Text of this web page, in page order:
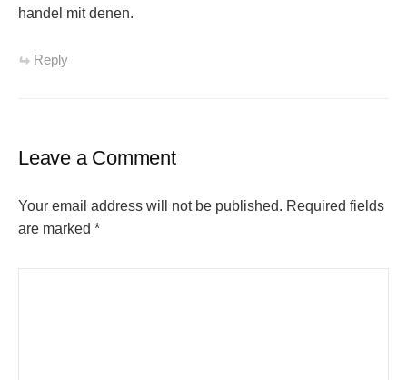
handel mit denen.
Reply
Leave a Comment
Your email address will not be published. Required fields
are marked *